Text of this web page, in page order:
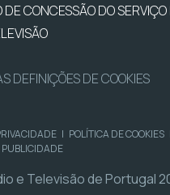
CONCESSÃO DO
DEFINIÇÕES DE COOKIES
| POLÍTICA DE COOKIES
PUBLICIDADE
e Televisão de Portugal